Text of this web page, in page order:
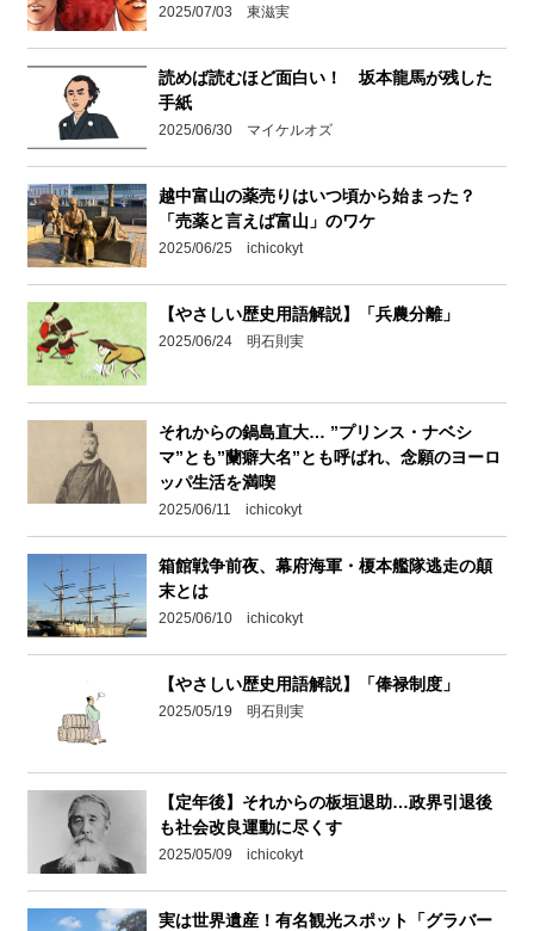
2025/07/03 東滋実
読めば読むほど面白い！ 坂本龍馬が残した
手紙
2025/06/30 マイケルオズ
越中富山の薬売りはいつ頃から始まった？
「売薬と言えば富山」のワケ
2025/06/25 ichicokyt
【やさしい歴史用語解説】「兵農分離」
2025/06/24 明石則実
それからの鍋島直大… ”プリンス・ナベシ
マ”とも”蘭癖大名”とも呼ばれ、念願のヨーロ
ッパ生活を満喫
2025/06/11 ichicokyt
箱館戦争前夜、幕府海軍・榎本艦隊逃走の顛
末とは
2025/06/10 ichicokyt
【やさしい歴史用語解説】「俸禄制度」
2025/05/19 明石則実
【定年後】それからの板垣退助…政界引退後
も社会改良運動に尽くす
2025/05/09 ichicokyt
実は世界遺産！有名観光スポット「グラバー